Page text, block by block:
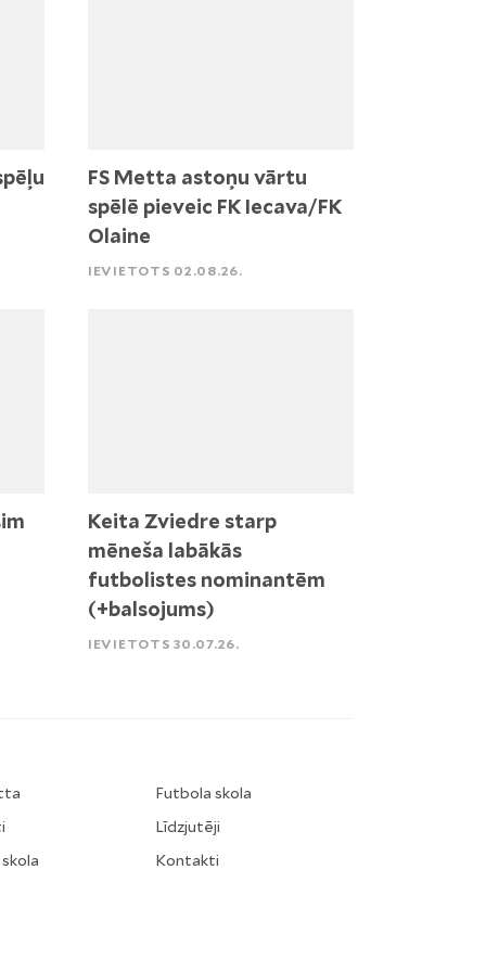
FS Metta astoņu vārtu
spēlē pieveic FK Iecava/FK
Olaine
IEVIETOTS 02.08.26.
Keita Zviedre starp
mēneša labākās
futbolistes nominantēm
(+balsojums)
IEVIETOTS 30.07.26.
Futbola skola
Līdzjutēji
Kontakti